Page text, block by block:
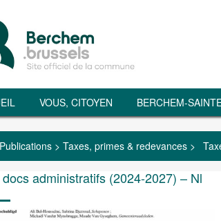
VOUS, CITOYEN BERCHEM-
Publications > Taxes, primes & redevances >
docs administratifs (2024-2027) – Nl